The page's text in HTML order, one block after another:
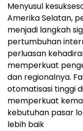
Menyusul
Amerika Selatan,
menjadi langkah
pertumbuhan
perluasan
memperkuat
dan regionalnya.
otomatisasi tinggi
memperkuat
kebutuhan pasar
lebih baik